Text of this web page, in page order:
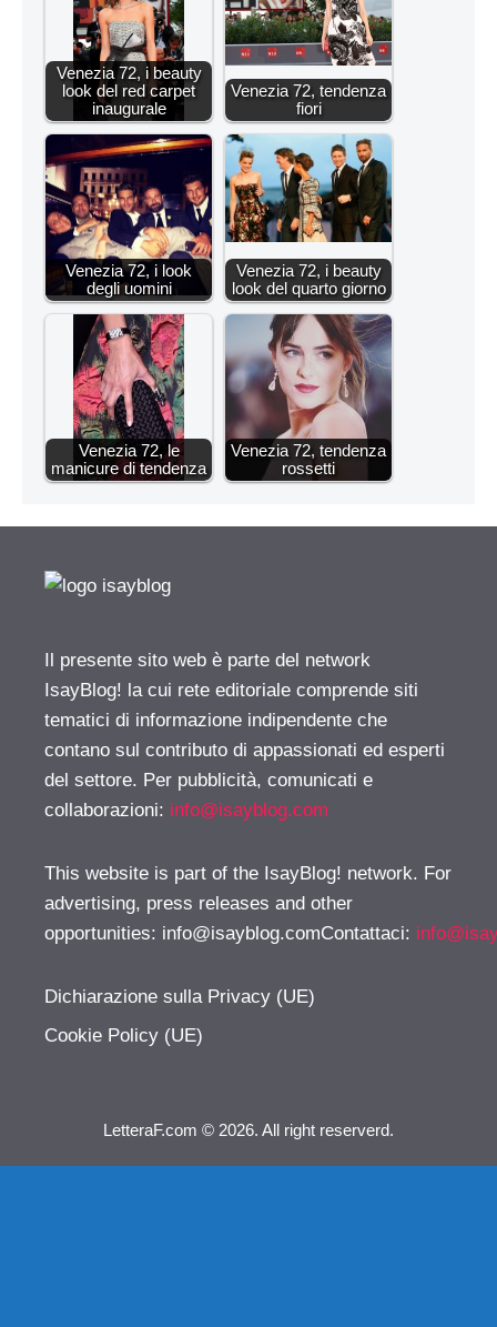
Venezia 72, i beauty
look del red carpet
inaugurale
Venezia 72, tendenza
fiori
Venezia 72, i look
degli uomini
Venezia 72, i beauty
look del quarto giorno
Venezia 72, le
manicure di tendenza
Venezia 72, tendenza
rossetti
Il presente sito web è parte del network
IsayBlog! la cui rete editoriale comprende siti
tematici di informazione indipendente che
contano sul contributo di appassionati ed esperti
del settore. Per pubblicità, comunicati e
collaborazioni: info@isayblog.com
This website is part of the IsayBlog! network. For
advertising, press releases and other
opportunities: info@isayblog.comContattaci:
Dichiarazione sulla Privacy (UE)
Cookie Policy (UE)
LetteraF.com © 2026. All right reserverd.